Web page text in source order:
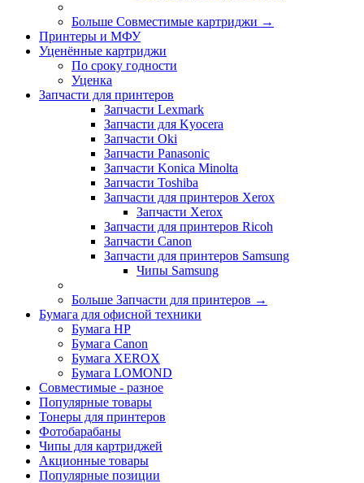
Больше Совместимые картриджи →
Принтеры и МФУ
Уценённые картриджи
По сроку годности
Уценка
Запчасти для принтеров
Запчасти Lexmark
Запчасти для Kyocera
Запчасти Oki
Запчасти Panasonic
Запчасти Koniсa Minolta
Запчасти Toshiba
Запчасти для принтеров Xerox
Запчасти Xerox
Запчасти для принтеров Ricoh
Запчасти Canon
Запчасти для принтеров Samsung
Чипы Samsung
Больше Запчасти для принтеров →
Бумага для офисной техники
Бумага HP
Бумага Canon
Бумага XEROX
Бумага LOMOND
Совместимые - разное
Популярные товары
Тонеры для принтеров
Фотобарабаны
Чипы для картриджей
Акционные товары
Популярные позиции